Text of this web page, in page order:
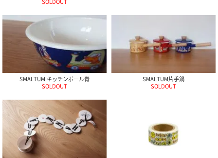
SOLDOUT
SMALTUM キッチンボール青
SOLDOUT
SMALTUM片手鍋
SOLDOUT